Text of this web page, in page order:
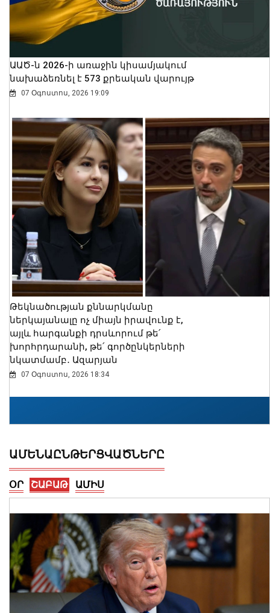
ԱԱԾ-ն 2026-ի առաջին կիսամյակում
նախաձեռնել է 573 քրեական վարույթ
07 Օգոստոս, 2026 19:09
Թեկնածության քննարկմանը
ներկայանալը ոչ միայն իրավունք է,
այլև հարգանքի դրսևորում թե՛
խորհրդարանի, թե՛ գործընկերների
նկատմամբ․ Ազարյան
07 Օգոստոս, 2026 18:34
Կրթաթոշակի մրցույթ՝ Ավստրիայի
Կանանց, գիտության և
հետազոտությունների դաշնային
նախարարության կողմից
07 Օգոստոս, 2026 18:23
ԱՄԵՆԱԸՆԹԵՐՑՎԱԾՆԵՐԸ
ՕՐ ՇԱԲԱԹ ԱՄԻՍ